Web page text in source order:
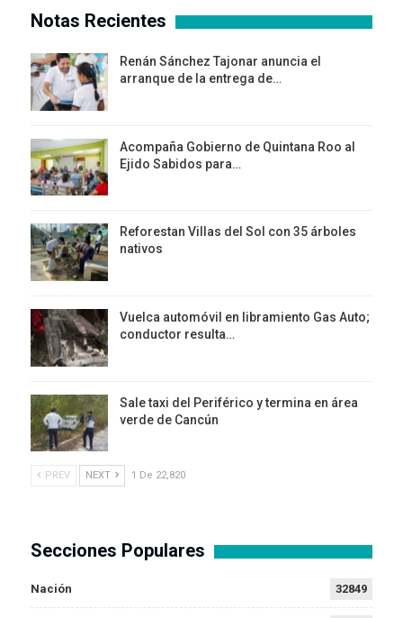
Notas Recientes
Renán Sánchez Tajonar anuncia el
arranque de la entrega de…
Acompaña Gobierno de Quintana Roo al
Ejido Sabidos para…
Reforestan Villas del Sol con 35 árboles
nativos
Vuelca automóvil en libramiento Gas Auto;
conductor resulta…
Sale taxi del Periférico y termina en área
verde de Cancún
PREV NEXT 1 De 22,820
Secciones Populares
Nación 32849